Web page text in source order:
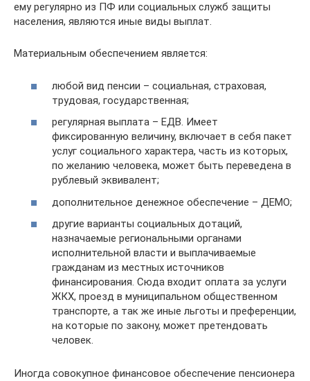
ему регулярно из ПФ или социальных служб защиты
населения, являются иные виды выплат.
Материальным обеспечением является:
любой вид пенсии – социальная, страховая,
трудовая, государственная;
регулярная выплата – ЕДВ. Имеет
фиксированную величину, включает в себя пакет
услуг социального характера, часть из которых,
по желанию человека, может быть переведена в
рублевый эквивалент;
дополнительное денежное обеспечение – ДЕМО;
другие варианты социальных дотаций,
назначаемые региональными органами
исполнительной власти и выплачиваемые
гражданам из местных источников
финансирования. Сюда входит оплата за услуги
ЖКХ, проезд в муниципальном общественном
транспорте, а так же иные льготы и преференции,
на которые по закону, может претендовать
человек.
Иногда совокупное финансовое обеспечение пенсионера